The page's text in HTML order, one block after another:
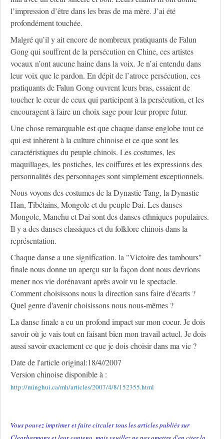
l’impression d’être dans les bras de ma mère. J’ai été
profondément touchée.
Malgré qu’il y ait encore de nombreux pratiquants de Falun
Gong qui souffrent de la persécution en Chine, ces artistes
vocaux n’ont aucune haine dans la voix. Je n’ai entendu dans
leur voix que le pardon. En dépit de l’atroce persécution, ces
pratiquants de Falun Gong ouvrent leurs bras, essaient de
toucher le cœur de ceux qui participent à la persécution, et les
encouragent à faire un choix sage pour leur propre futur.
Une chose remarquable est que chaque danse englobe tout ce
qui est inhérent à la culture chinoise et ce que sont les
caractéristiques du peuple chinois. Les costumes, les
maquillages, les postiches, les coiffures et les expressions des
personnalités des personnages sont simplement exceptionnels.
Nous voyons des costumes de la Dynastie Tang, la Dynastie
Han, Tibétains, Mongole et du peuple Dai. Les danses
Mongole, Manchu et Dai sont des danses ethniques populaires.
Il y a des danses classiques et du folklore chinois dans la
représentation.
Chaque danse a une signification. la "Victoire des tambours"
finale nous donne un aperçu sur la façon dont nous devrions
mener nos vie dorénavant après avoir vu le spectacle.
Comment choisissons nous la direction sans faire d'écarts ?
Quel genre d'avenir choisissons nous nous-mêmes ?
La danse finale a eu un profond impact sur mon coeur. Je dois
savoir où je vais tout en faisant bien mon travail actuel. Je dois
aussi savoir exactement ce que je dois choisir dans ma vie ?
Date de l'article original:18/4//2007
Version chinoise disponible à :
http://minghui.ca/mh/articles/2007/4/8/152355.html
Vous pouvez imprimer et faire circuler tous les articles publiés sur